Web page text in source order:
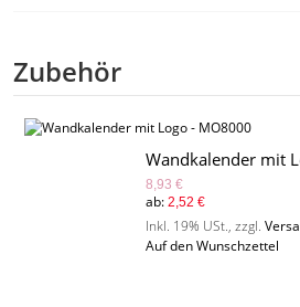
Zubehör
Wandkalender mit
8,93 €
ab: 2,52 €
Inkl. 19% USt., zzgl.
Auf den Wunschzettel